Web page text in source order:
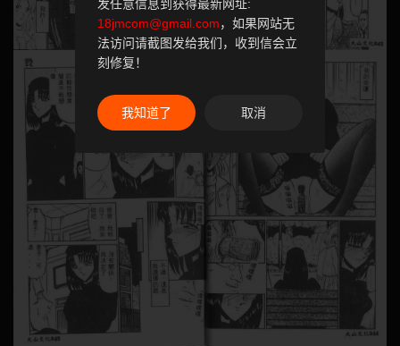
发任意信息到获得最新网址:
18jmcom@gmail.com，如果网站无
法访问请截图发给我们，收到信会立
刻修复！
我知道了 取消